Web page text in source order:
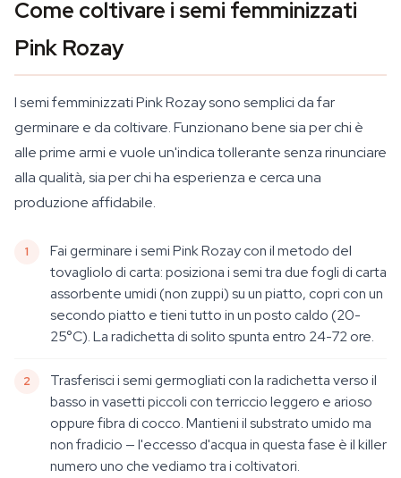
Come coltivare i semi femminizzati
Pink Rozay
I semi femminizzati Pink Rozay sono semplici da far
germinare e da coltivare. Funzionano bene sia per chi è
alle prime armi e vuole un'indica tollerante senza rinunciare
alla qualità, sia per chi ha esperienza e cerca una
produzione affidabile.
Fai germinare i semi Pink Rozay con il metodo del
tovagliolo di carta: posiziona i semi tra due fogli di carta
assorbente umidi (non zuppi) su un piatto, copri con un
secondo piatto e tieni tutto in un posto caldo (20-
25°C). La radichetta di solito spunta entro 24-72 ore.
Trasferisci i semi germogliati con la radichetta verso il
basso in vasetti piccoli con terriccio leggero e arioso
oppure fibra di cocco. Mantieni il substrato umido ma
non fradicio — l'eccesso d'acqua in questa fase è il killer
numero uno che vediamo tra i coltivatori.